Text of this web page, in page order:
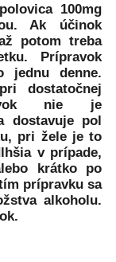
100mg
Ak účinok
potom treba
Prípravok
jednu denne.
dostatočnej
nie je
dostavuje pol
pri žele je to
v prípade,
krátko po
prípravku sa
alkoholu.